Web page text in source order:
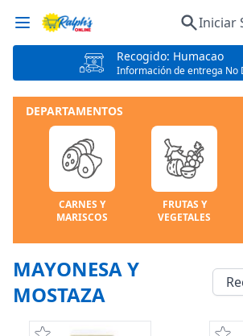
Recogido: Humacao
Información de entrega No
Iniciar
DEPARTAMENTOS
CARNES Y
MARISCOS
FRUTAS Y
VEGETALES
MAYONESA Y
MOSTAZA